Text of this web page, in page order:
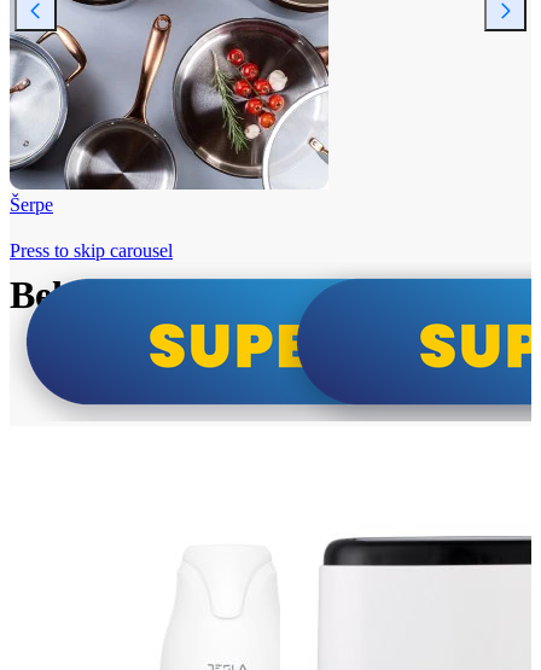
Šerpe
Beko i Tesla super cene
Press to skip carousel